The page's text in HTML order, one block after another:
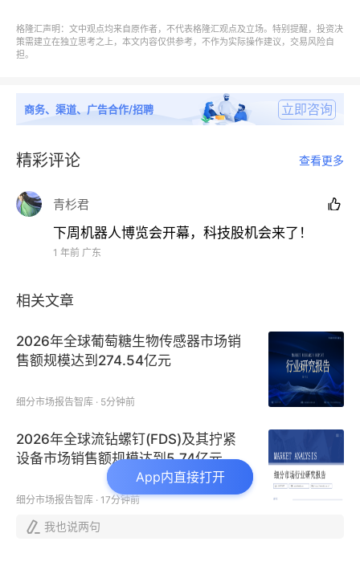
格隆汇声明：文中观点均来自原作者，不代表格隆汇观点及立场。特别提醒，投资决
策需建立在独立思考之上，本文内容仅供参考，不作为实际操作建议，交易风险自
担。
App内直接打开
商务、渠道、广告合作/招聘 立即咨询
精彩评论 查看更多
青杉君 
下周机器人博览会开幕，科技股机会来了！
1 年前 广东
相关文章
2026年全球葡萄糖生物传感器市场销
售额规模达到274.54亿元
细分市场报告智库 · 5分钟前
2026年全球流钻螺钉(FDS)及其拧紧
设备市场销售额规模达到5.74亿元
细分市场报告智库 · 17分钟前
2026年全球气体净化器市场销售额规
 我也说两句